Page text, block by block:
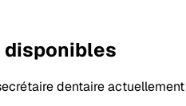
dentaire